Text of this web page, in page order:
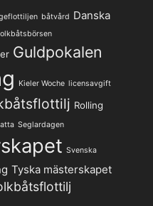
båtvård Danska
Guldpokalen
Kieler Woche licensavgift
Rolling
Seglardagen
Svenska
Tyska mästerskapet